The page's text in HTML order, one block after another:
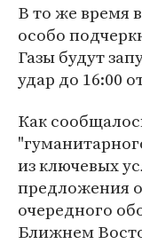
В то же время
особо
Газы будут
удар до 16:00
Как
из ключевых
предложения
очередного
Ближнем